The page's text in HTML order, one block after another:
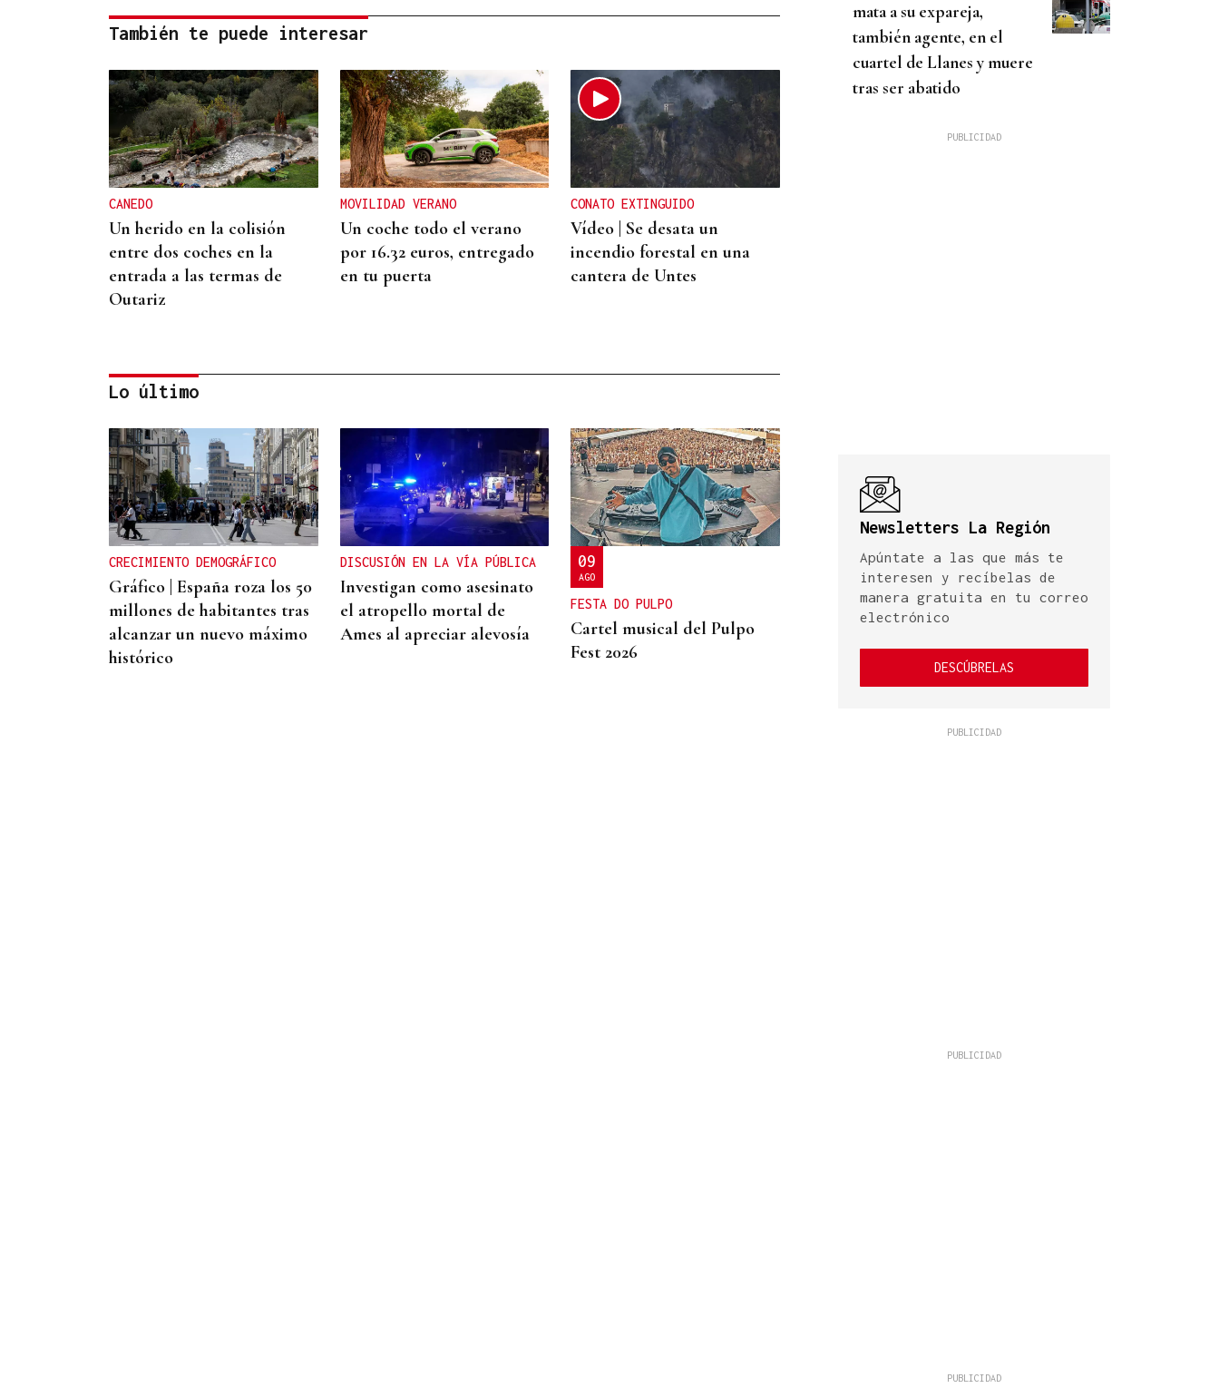
También te puede interesar
CANEDO
Un herido en la colisión
entre dos coches en la
entrada a las termas de
Outariz
MOVILIDAD VERANO
Un coche todo el verano
por 16.32 euros, entregado
en tu puerta
CONATO EXTINGUIDO
Vídeo | Se desata un
incendio forestal en una
cantera de Untes
ENTREVISTA
Jorge Vázquez: "Nuestro
objetivo a 2028 es crecer
creando valor para el
accionista y para el equipo
que lo hace posible"
Lo último
CRECIMIENTO DEMOGRÁFICO
Gráfico | España roza los 50
millones de habitantes tras
alcanzar un nuevo máximo
histórico
DISCUSIÓN EN LA VÍA PÚBLICA
Investigan como asesinato
el atropello mortal de
Ames al apreciar alevosía
09
AGO
FESTA DO PULPO
Cartel musical del Pulpo
Fest 2026
mata a su expareja,
también agente, en el
cuartel de Llanes y muere
tras ser abatido
Newsletters La Región
Apúntate a las que más te
interesen y recíbelas de
manera gratuita en tu correo
electrónico
DESCÚBRELAS